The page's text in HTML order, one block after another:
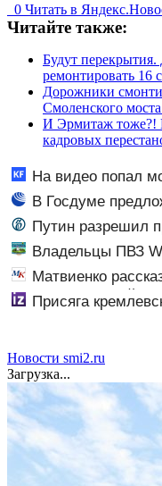
0 Читать в Я
Читайте также:
Будут
ремонтировать 16
Дорожники
Смоленского
И Эрмитаж тоже?!
кадровых
На видео попал
пешеходов, где
06/08/2026 – Новости
В Госдуме
госэкзаменами
Путин разрешил
Владельцы ПВЗ
выставлять бизнес
Матвиенко
на семью и детей у
Присяга
Новости smi2.ru
Загрузка...